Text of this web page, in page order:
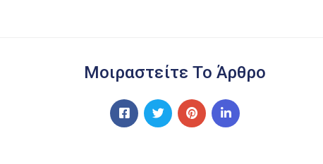
Μοιραστείτε Το Άρθρο